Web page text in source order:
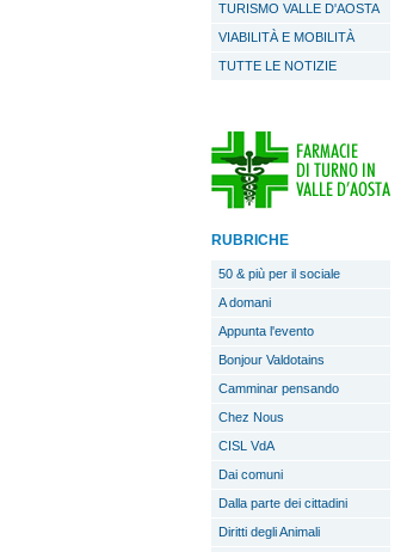
TURISMO VALLE D'AOSTA
VIABILITÀ E MOBILITÀ
TUTTE LE NOTIZIE
RUBRICHE
50 & più per il sociale
A domani
Appunta l'evento
Bonjour Valdotains
Camminar pensando
Chez Nous
CISL VdA
Dai comuni
Dalla parte dei cittadini
Diritti degli Animali